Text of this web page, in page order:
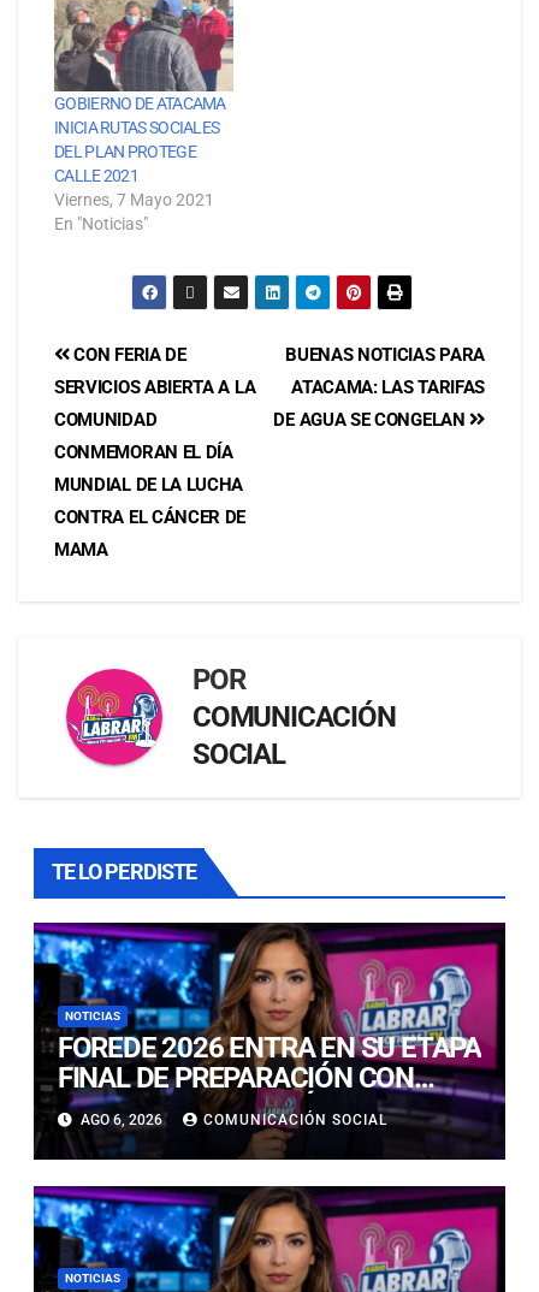
GOBIERNO DE ATACAMA
INICIA RUTAS SOCIALES
DEL PLAN PROTEGE
CALLE 2021
Viernes, 7 Mayo 2021
En "Noticias"
BUENAS NOTICIAS PARA
ATACAMA: LAS TARIFAS
DE AGUA SE CONGELAN
CON FERIA DE
SERVICIOS ABIERTA A LA
COMUNIDAD
CONMEMORAN EL DÍA
MUNDIAL DE LA LUCHA
CONTRA EL CÁNCER DE
MAMA
POR
COMUNICACIÓN
SOCIAL
TE LO PERDISTE
NOTICIAS
FOREDE 2026 ENTRA EN SU ETAPA
FINAL DE PREPARACIÓN CON
NUEVAS TECNOLOGÍAS DE
ACCESO Y OPORTUNIDADES PARA
ATACAMA
AGO 6, 2026 COMUNICACIÓN SOCIAL
NOTICIAS